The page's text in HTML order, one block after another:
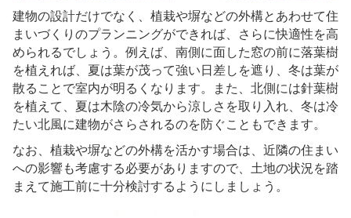
建物の設計だけでなく、植栽や塀などの外構とあわせて住
まいづくりのプランニングができれば、さらに快適性を高
められるでしょう。例えば、南側に面した窓の前に落葉樹
を植えれば、夏は葉が茂って強い日差しを遮り、冬は葉が
散ることで室内が明るくなります。また、北側には針葉樹
を植えて、夏は木陰の冷気から涼しさを取り入れ、冬は冷
たい北風に建物がさらされるのを防ぐこともできます。
なお、植栽や塀などの外構を活かす場合は、近隣の住まい
への影響も考慮する必要がありますので、土地の状況を踏
まえて施工前に十分検討するようにしましょう。